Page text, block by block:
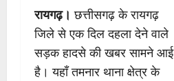
रायगढ़। छत्तीसगढ़ के रायगढ़
जिले से एक दिल दहला देने वाले
सड़क हादसे की खबर सामने आई
है। यहाँ तमनार थाना क्षेत्र के